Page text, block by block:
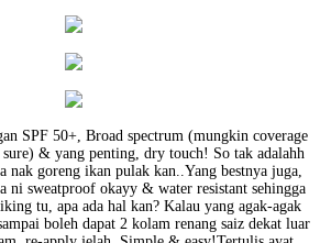
SPF 50+, Broad spectrum (mungkin coverage
& yang penting, dry touch! So tak adalahh
nak goreng ikan pulak kan..Yang bestnya juga,
ni sweatproof okayy & water resistant sehingga
tu, apa ada hal kan? Kalau yang agak-agak
boleh dapat 2 kolam renang saiz dekat luar